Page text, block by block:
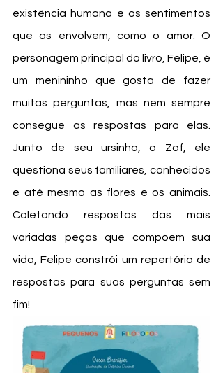
existência humana e os sentimentos
que as envolvem, como o amor. O
personagem principal do livro, Felipe, é
um menininho que gosta de fazer
muitas perguntas, mas nem sempre
consegue as respostas para elas.
Junto de seu ursinho, o Zof, ele
questiona seus familiares, conhecidos
e até mesmo as flores e os animais.
Coletando respostas das mais
variadas peças que compõem sua
vida, Felipe constrói um repertório de
respostas para suas perguntas sem
fim!